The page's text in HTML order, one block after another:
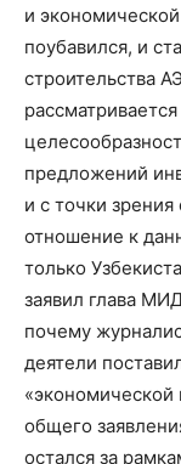
и
поубавился, и
строительства
предложений
и с точки
отношение к
только
заявил глава
почему
деятели
«экономической
общего
остался за